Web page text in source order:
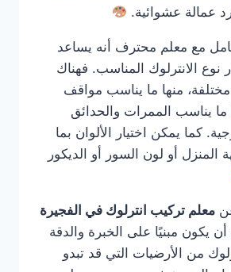
عمالة عشوائية.
مع معلم محترف أنه يساعد
نوع الانترلوك المناسب. فهناك
منها ما يناسب مواقف
ما يناسب الممرات والحدائق
كما يمكن اختيار الألوان بما
المنزل أو لون السور أو الديكور
معلم تركيب انترلوك في الفجيرة
يكون مبنيًا على الخبرة والدقة
من الأرضيات التي قد تبدو